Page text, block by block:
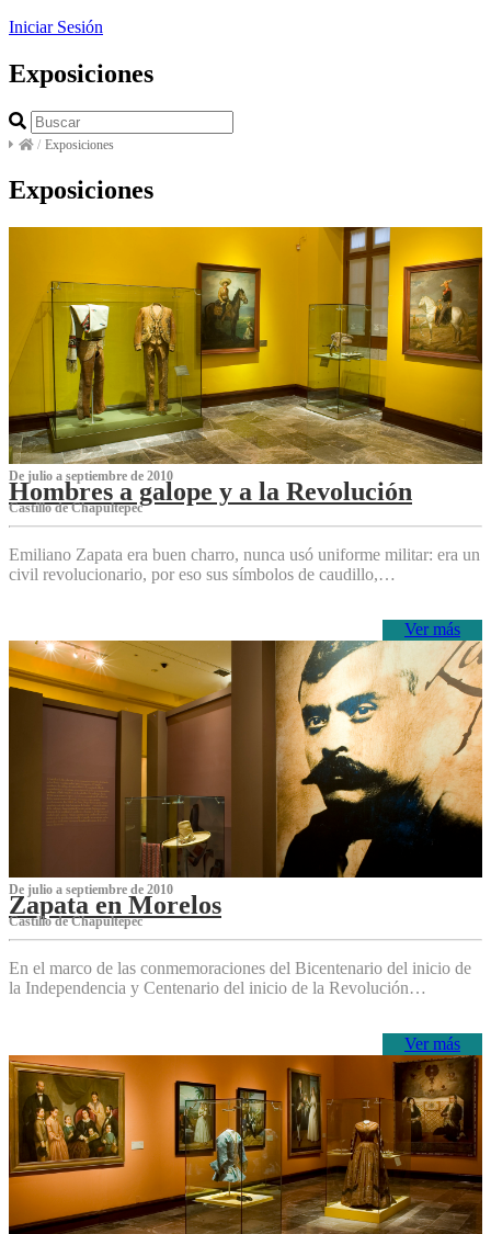
Iniciar Sesión
Exposiciones
/ Exposiciones
Exposiciones
De julio a septiembre de 2010
Hombres a galope y a la Revolución
Castillo de Chapultepec
Emiliano Zapata era buen charro, nunca usó uniforme militar: era un
civil revolucionario, por eso sus símbolos de caudillo,…
Ver más
De julio a septiembre de 2010
Zapata en Morelos
Castillo de Chapultepec
En el marco de las conmemoraciones del Bicentenario del inicio de
la Independencia y Centenario del inicio de la Revolución…
Ver más